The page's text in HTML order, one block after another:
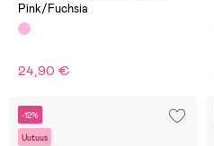
Pink/Fuchsia
24,90 €
-12%
Uutuus